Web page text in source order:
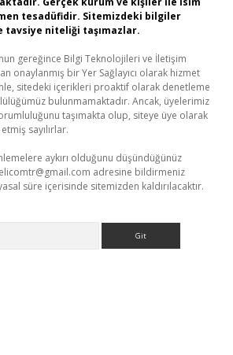
tesadüfidir. Sitemizdeki bilgiler
tavsiye niteliği taşımazlar.
gereğince Bilgi Teknolojileri ve İletişim
onaylanmış bir Yer Sağlayıcı olarak hizmet
sitedeki içerikleri proaktif olarak denetleme
bulunmamaktadır. Ancak, üyelerimiz
taşımakta olup, siteye üye olarak
sayılırlar.
aykırı olduğunu düşündüğünüz
adresine bildirmeniz
süre içerisinde sitemizden kaldırılacaktır.